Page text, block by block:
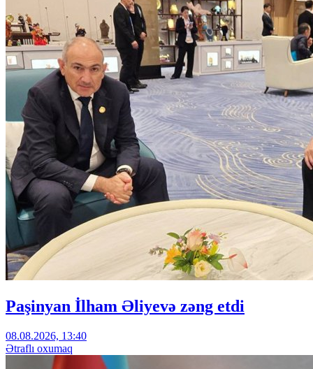
Paşinyan İlham Əliyevə zəng etdi
08.08.2026, 13:40
Ətraflı oxumaq